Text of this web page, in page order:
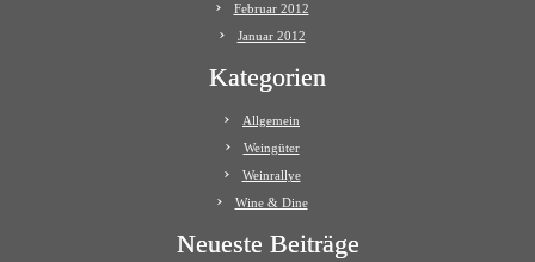
Februar 2012
Januar 2012
Kategorien
Allgemein
Weingüter
Weinrallye
Wine & Dine
Neueste Beiträge